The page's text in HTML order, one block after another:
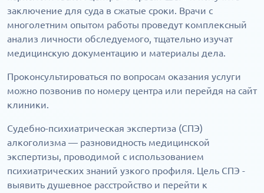
заключение для суда в сжатые сроки. Врачи с
многолетним опытом работы проведут комплексный
анализ личности обследуемого, тщательно изучат
медицинскую документацию и материалы дела.
Проконсультироваться по вопросам оказания услуги
можно позвонив по номеру центра или перейдя на сайт
клиники.
Судебно-психиатрическая экспертиза (СПЭ)
алкоголизма — разновидность медицинской
экспертизы, проводимой с использованием
психиатрических знаний узкого профиля. Цель СПЭ -
выявить душевное расстройство и перейти к